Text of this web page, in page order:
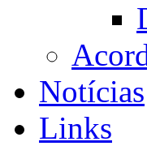
Notícias
Links